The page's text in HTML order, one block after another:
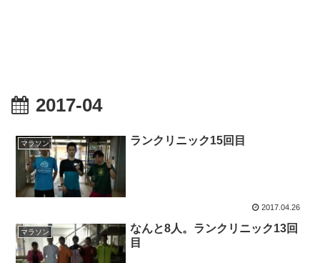
2017-04
マラソン ランクリニック15回目
2017.04.26
マラソン
なんと8人。ランクリニック13回
目